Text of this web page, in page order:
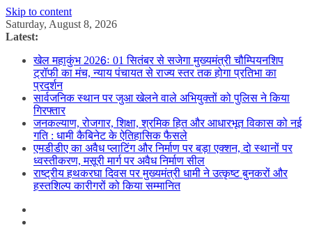
Skip to content
Saturday, August 8, 2026
Latest:
खेल महाकुंभ 2026ः 01 सितंबर से सजेगा मुख्यमंत्री चौम्पियनशिप
ट्रॉफी का मंच, न्याय पंचायत से राज्य स्तर तक होगा प्रतिभा का
प्रदर्शन
सार्वजनिक स्थान पर जुआ खेलने वाले अभियुक्तों को पुलिस ने किया
गिरफ्तार
जनकल्याण, रोजगार, शिक्षा, श्रमिक हित और आधारभूत विकास को नई
गति : धामी कैबिनेट के ऐतिहासिक फैसले
एमडीडीए का अवैध प्लाटिंग और निर्माण पर बड़ा एक्शन, दो स्थानों पर
ध्वस्तीकरण, मसूरी मार्ग पर अवैध निर्माण सील
राष्ट्रीय हथकरघा दिवस पर मुख्यमंत्री धामी ने उत्कृष्ट बुनकरों और
हस्तशिल्प कारीगरों को किया सम्मानित